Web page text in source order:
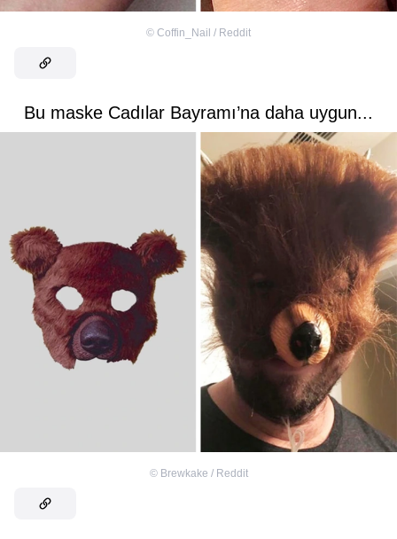
© Coffin_Nail / Reddit
Bu maske Cadılar Bayramı’na daha uygun...
© Brewkake / Reddit